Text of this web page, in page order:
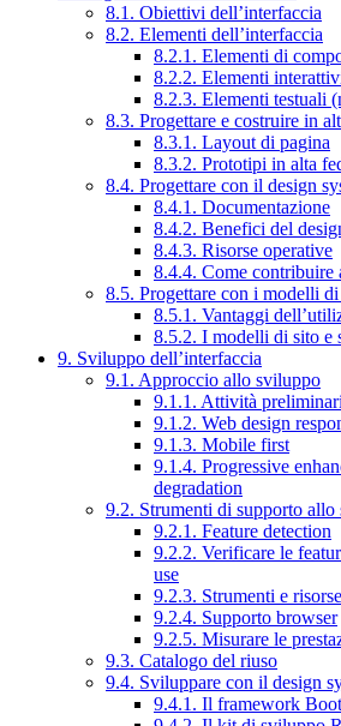
8.1. Obiettivi dell’interfaccia
8.2. Elementi dell’interfaccia
8.2.1. Elementi di
8.2.2. Elementi
8.2.3. Elementi testuali
8.3. Progettare e costruire in
8.3.1. Layout di pagina
8.3.2. Prototipi in alta
8.4. Progettare con il design
8.4.1. Documentazione
8.4.2. Benefici del
8.4.3. Risorse operative
8.4.4. Come contribuire
8.5. Progettare con i modelli
8.5.1. Vantaggi
8.5.2. I modelli di sito e
9. Sviluppo dell’interfaccia
9.1. Approccio allo sviluppo
9.1.1. Attività preliminari
9.1.2. Web design
9.1.3. Mobile first
9.1.4. Progressive
degradation
9.2. Strumenti di supporto
9.2.1. Feature detection
9.2.2. Verificare le
use
9.2.3. Strumenti e
9.2.4. Supporto browser
9.2.5. Misurare le
9.3. Catalogo del riuso
9.4. Sviluppare con il design
9.4.1. Il framework